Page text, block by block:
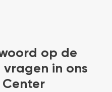
op de
vragen in ons
Center